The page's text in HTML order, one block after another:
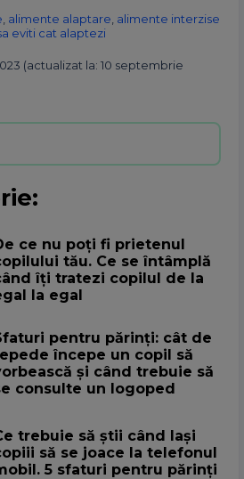
alimente alaptare alimente interzise
eviti cat alaptezi
(actualizat la: 10 septembrie
ce nu poți fi prietenul
tău. Ce se întâmplă
îți tratezi copilul de la
la egal
pentru părinți: cât de
începe un copil să
și când trebuie să
consulte un logoped
trebuie să știi când lași
să se joace la telefonul
5 sfaturi pentru părinți